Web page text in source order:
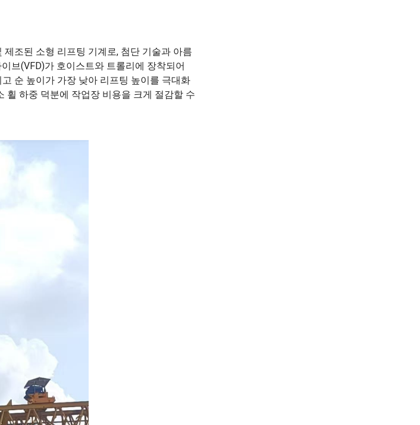
조된 소형 리프팅 기계로, 첨단 기술과 아름
브(VFD)가 호이스트와 트롤리에 장착되어
순 높이가 가장 낮아 리프팅 높이를 극대화
휠 하중 덕분에 작업장 비용을 크게 절감할 수